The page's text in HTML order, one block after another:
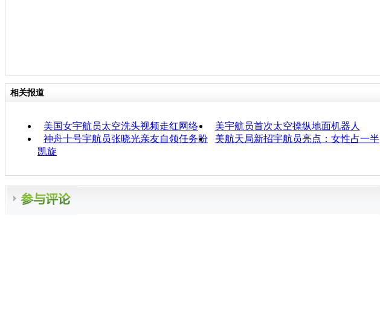
相关报道
美国女宇航员太空洗头视频走红网络
美宇航员首次太空操纵地面机器人
神舟十号宇航员张晓光亲友自领任务盼
凯旋
美航天局新招宇航员亮点：女性占一半